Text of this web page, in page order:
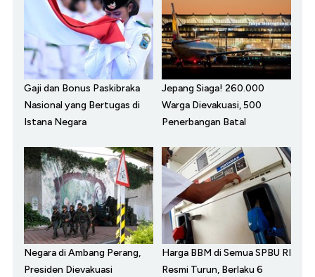
Gaji dan Bonus Paskibraka
Nasional yang Bertugas di
Istana Negara
Jepang Siaga! 260.000
Warga Dievakuasi, 500
Penerbangan Batal
Negara di Ambang Perang,
Presiden Dievakuasi
Harga BBM di Semua SPBU RI
Resmi Turun, Berlaku 6